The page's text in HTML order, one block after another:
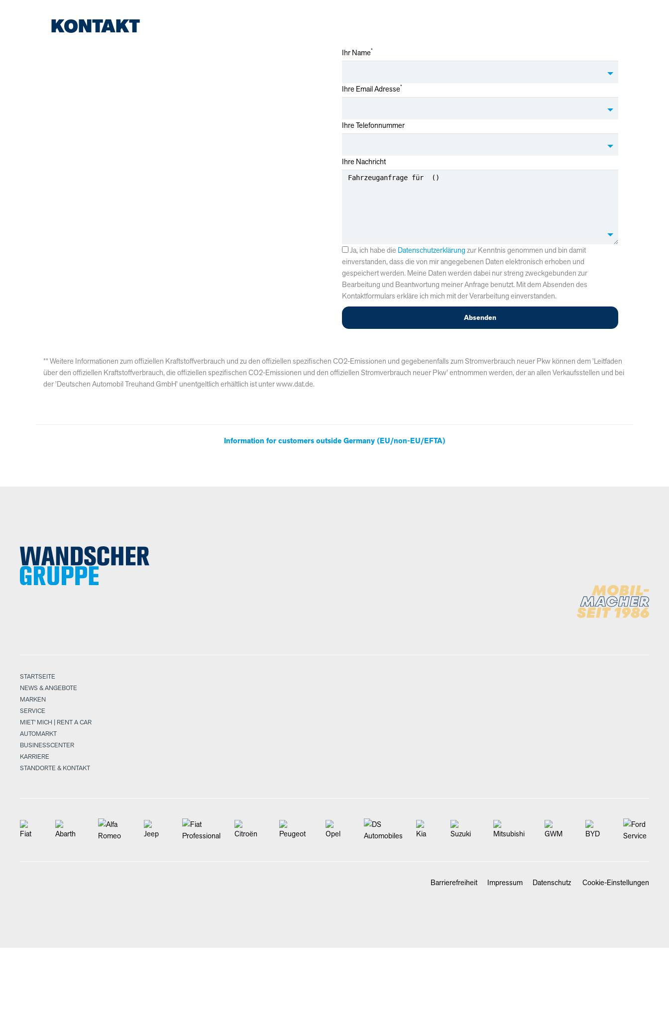
KONTAKT
Ihr Name*
Ihre Email Adresse*
Ihre Telefonnummer
Ihre Nachricht
Ja, ich habe die Datenschutzerklärung zur Kenntnis genommen und bin damit
einverstanden, dass die von mir angegebenen Daten elektronisch erhoben und
gespeichert werden. Meine Daten werden dabei nur streng zweckgebunden zur
Bearbeitung und Beantwortung meiner Anfrage benutzt. Mit dem Absenden des
Kontaktformulars erkläre ich mich mit der Verarbeitung einverstanden.
** Weitere Informationen zum offiziellen Kraftstoffverbrauch und zu den offiziellen spezifischen CO2-Emissionen und gegebenenfalls zum Stromverbrauch neuer Pkw können dem 'Leitfaden
über den offiziellen Kraftstoffverbrauch, die offiziellen spezifischen CO2-Emissionen und den offiziellen Stromverbrauch neuer Pkw' entnommen werden, der an allen Verkaufsstellen und bei
der 'Deutschen Automobil Treuhand GmbH' unentgeltlich erhältlich ist unter www.dat.de.
Information for customers outside Germany (EU/non-EU/EFTA)
STARTSEITE
NEWS & ANGEBOTE
MARKEN
SERVICE
MIET' MICH | RENT A CAR
AUTOMARKT
BUSINESSCENTER
KARRIERE
STANDORTE & KONTAKT
Barrierefreiheit Impressum Datenschutz Cookie-Einstellungen